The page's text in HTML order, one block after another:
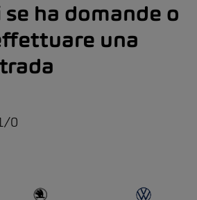
ha domande o
una
/0